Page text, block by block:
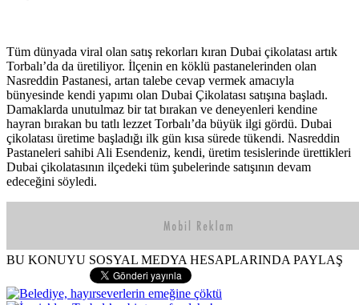
Tüm dünyada viral olan satış rekorları kıran Dubai çikolatası artık
Torbalı’da da üretiliyor. İlçenin en köklü pastanelerinden olan
Nasreddin Pastanesi, artan talebe cevap vermek amacıyla
bünyesinde kendi yapımı olan Dubai Çikolatası satışına başladı.
Damaklarda unutulmaz bir tat bırakan ve deneyenleri kendine
hayran bırakan bu tatlı lezzet Torbalı’da büyük ilgi gördü. Dubai
çikolatası üretime başladığı ilk gün kısa sürede tükendi. Nasreddin
Pastaneleri sahibi Ali Esendeniz, kendi, üretim tesislerinde ürettikleri
Dubai çikolatasının ilçedeki tüm şubelerinde satışının devam
edeceğini söyledi.
BU KONUYU SOSYAL MEDYA HESAPLARINDA PAYLAŞ